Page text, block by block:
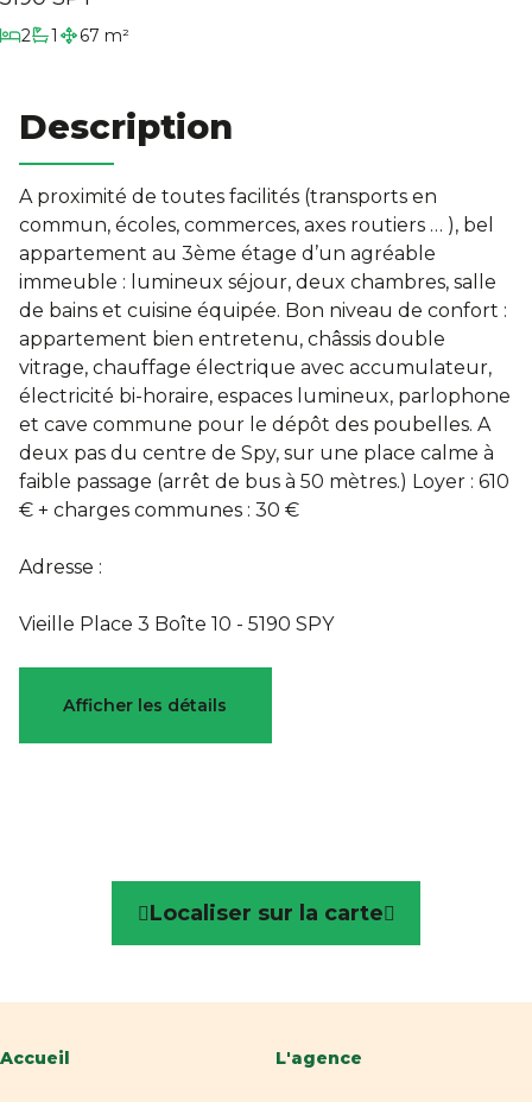
Biens Signature
L'agence
Estimation
Contact
2chambres
1
salle de bain
67 m²
Description
A proximité de toutes facilités (transports en
commun, écoles, commerces, axes routiers … ), bel
appartement au 3ème étage d’un agréable
immeuble : lumineux séjour, deux chambres, salle
de bains et cuisine équipée. Bon niveau de confort :
appartement bien entretenu, châssis double
vitrage, chauffage électrique avec accumulateur,
électricité bi-horaire, espaces lumineux, parlophone
et cave commune pour le dépôt des poubelles. A
deux pas du centre de Spy, sur une place calme à
faible passage (arrêt de bus à 50 mètres.) Loyer : 610
€ + charges communes : 30 €
Adresse :
Vieille Place 3 Boîte 10 - 5190 SPY
Caractéristiques
Nombre de chambres
Afficher les détails
Localiser sur la carte
Accueil L'agence